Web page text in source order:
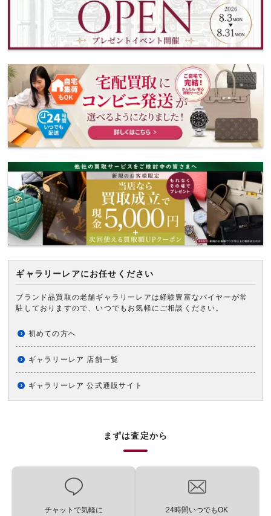
ギャラリーレアにお任せください
ブランド品買取の老舗ギャラリーレアは経験豊富なバイヤーが常
駐しておりますので、いつでもお気軽にご相談ください。
初めての方へ
ギャラリーレア 店舗一覧
ギャラリーレア 公式通販サイト
まずは査定から
チャットで気軽に 24時間いつでもOK